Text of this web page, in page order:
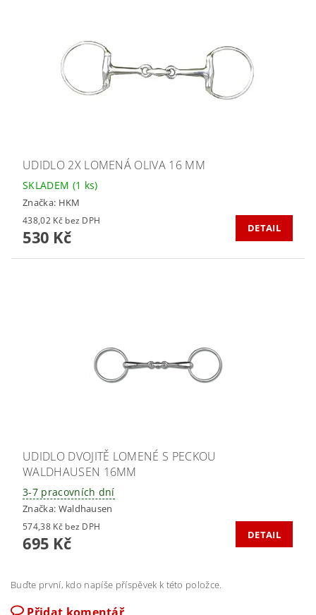
UDIDLO 2X LOMENÁ OLIVA 16 MM
SKLADEM (1 ks)
Značka: HKM
438,02 Kč bez DPH
530 Kč DETAIL
UDIDLO DVOJITĚ LOMENÉ S PECKOU
WALDHAUSEN 16MM
3-7 pracovních dní
Značka: Waldhausen
574,38 Kč bez DPH
695 Kč DETAIL
Buďte první, kdo napíše příspěvek k této položce.